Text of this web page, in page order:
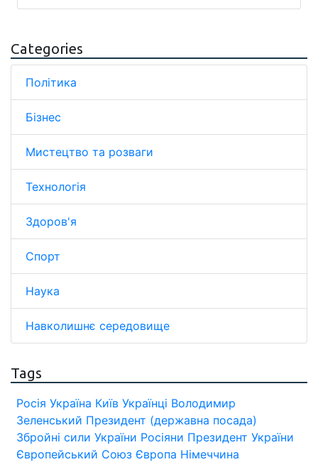
Categories
Політика
Бізнес
Мистецтво та розваги
Технологія
Здоров'я
Спорт
Наука
Навколишнє середовище
Tags
Росія Україна Київ Українці Володимир
Зеленський Президент (державна посада)
Збройні сили України Росіяни Президент України
Європейський Союз Європа Німеччина